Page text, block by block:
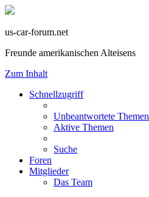
us-car-forum.net
Freunde amerikanischen Alteisens
Zum Inhalt
Schnellzugriff
Unbeantwortete Themen
Aktive Themen
Suche
Foren
Mitglieder
Das Team